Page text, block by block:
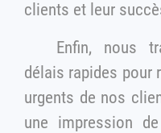
clients et leur
Enfin, nous travaillons dans des
délais rapides pour
urgents de nos
une impression de haute